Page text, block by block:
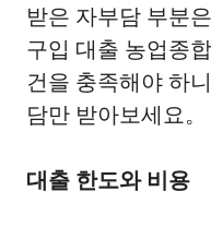
받은 자부담 부분
구입 대출 농업종
건을 충족해야 하
담만 받아보세요。
대출 한도와 비용